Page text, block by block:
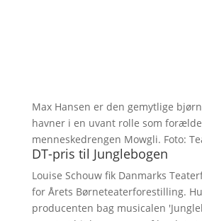
Max Hansen er den gemytlige
havner i en uvant rolle som
menneskedrengen Mowgli. Foto:
DT-pris til Junglebogen
Louise Schouw fik Danmarks
for Årets Børneteaterforestilling.
producenten bag musicalen